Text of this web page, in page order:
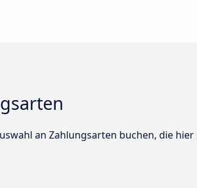
an Zahlungsarten buchen, die